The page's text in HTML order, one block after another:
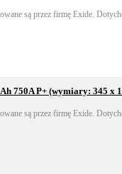
są przez firmę Exide.
750A P+ (wymiary: 345 x
są przez firmę Exide.